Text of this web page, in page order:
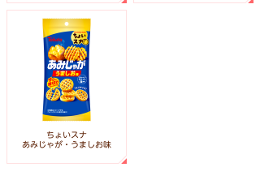
ちょいスナ
あみじゃが・うましお味